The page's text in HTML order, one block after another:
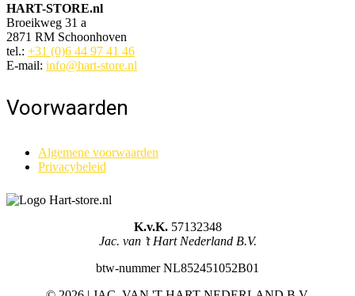
HART-STORE.nl
Broeikweg 31 a
2871 RM Schoonhoven
tel.: +31 (0)6 44 97 41 46
E-mail: info@hart-store.nl
Voorwaarden
Algemene voorwaarden
Privacybeleid
K.v.K.57132348
Jac. van ’t Hart Nederland B.V.
btw-nummer NL852451052B01